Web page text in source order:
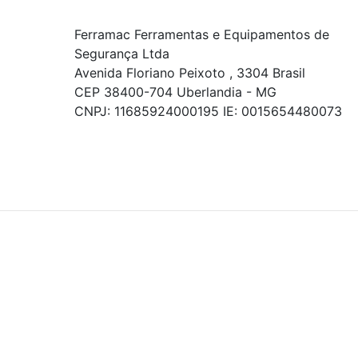
Ferramac Ferramentas e Equipamentos de
Segurança Ltda
Avenida Floriano Peixoto , 3304 Brasil
CEP 38400-704 Uberlandia - MG
CNPJ: 11685924000195 IE: 0015654480073